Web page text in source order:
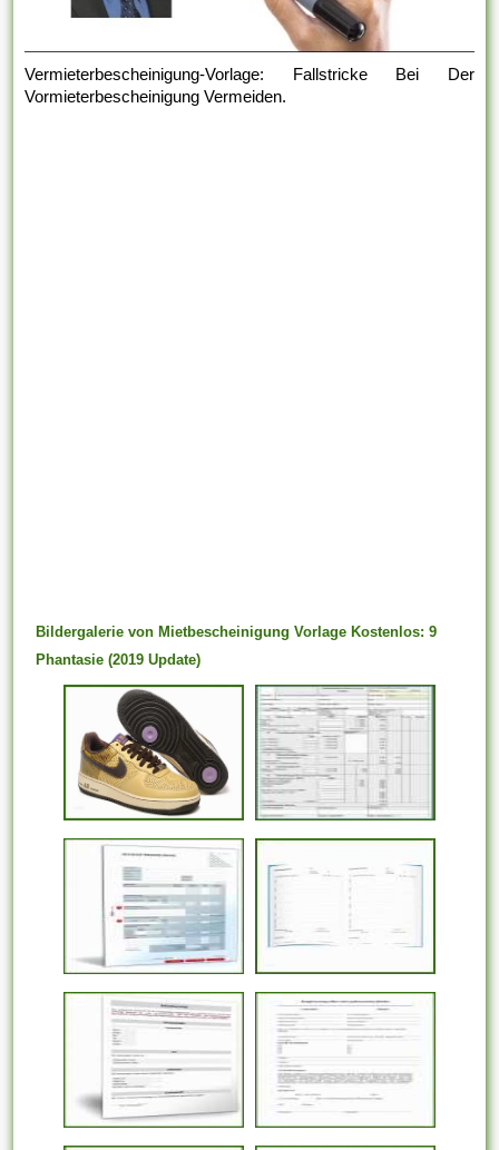
Vermieterbescheinigung-Vorlage: Fallstricke Bei Der
Vormieterbescheinigung Vermeiden.
Bildergalerie von Mietbescheinigung Vorlage Kostenlos: 9
Phantasie (2019 Update)